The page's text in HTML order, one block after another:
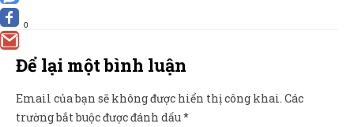
0
Để lại một bình luận
Email của bạn sẽ không được hiển thị công khai. Các
trường bắt buộc được đánh dấu*